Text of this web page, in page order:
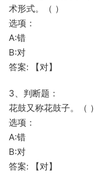
术形式。（ ）
选项：
A:错
B:对
答案: 【对】
3、判断题：
花鼓又称花鼓子。（ ）
选项：
A:错
B:对
答案: 【对】